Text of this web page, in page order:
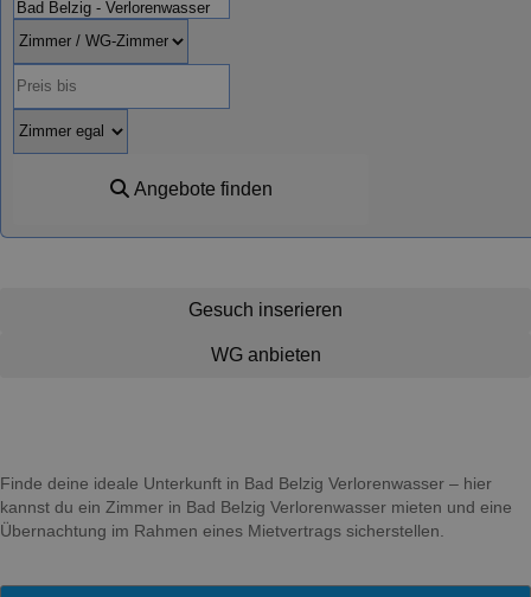
Angebote finden
Gesuch inserieren
WG anbieten
Finde deine ideale Unterkunft in Bad Belzig Verlorenwasser – hier
kannst du ein Zimmer in Bad Belzig Verlorenwasser mieten und eine
Übernachtung im Rahmen eines Mietvertrags sicherstellen.